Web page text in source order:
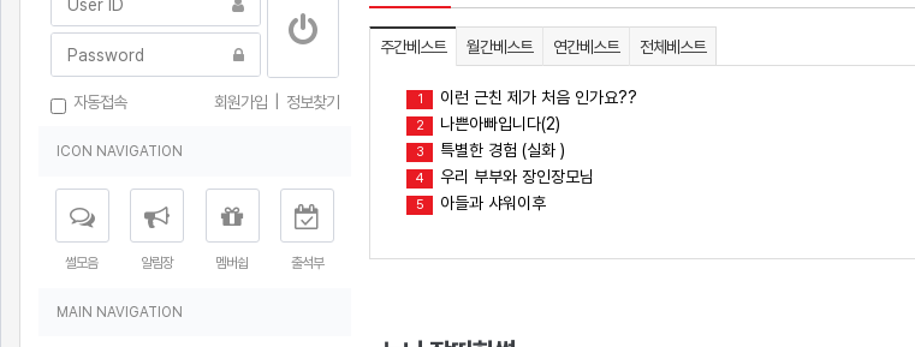
주간베스트 월간베스트 연간베스트 전체베스트
1 이런 근친 제가 처음 인가요??
2 나쁜아빠입니다(2)
3 특별한 경험 (실화 )
4 우리 부부와 장인장모님
5 아들과 샤워이후
자동접속 회원가입 정보찾기
ICON NAVIGATION
썰모음 알림장 멤버쉽 출석부
MAIN NAVIGATION